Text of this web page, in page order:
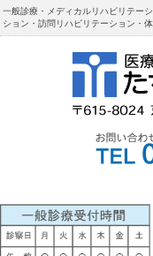
一般診療・メディカルリハビリテー
ション・訪問リハビリテーション・